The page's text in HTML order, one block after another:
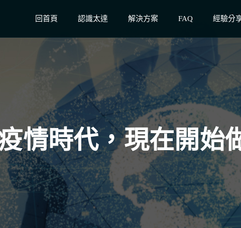
回首頁 認識太達 解決方案 FAQ 經驗分
情時代，現在開始